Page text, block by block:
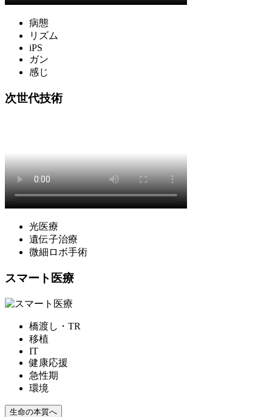
病態
リズム
iPS
ガン
感じ
次世代技術
光医療
遺伝子治療
微細ロボ手術
スマート医療
橋渡し・TR
移植
IT
健康応援
急性期
環境
生命の本質へ